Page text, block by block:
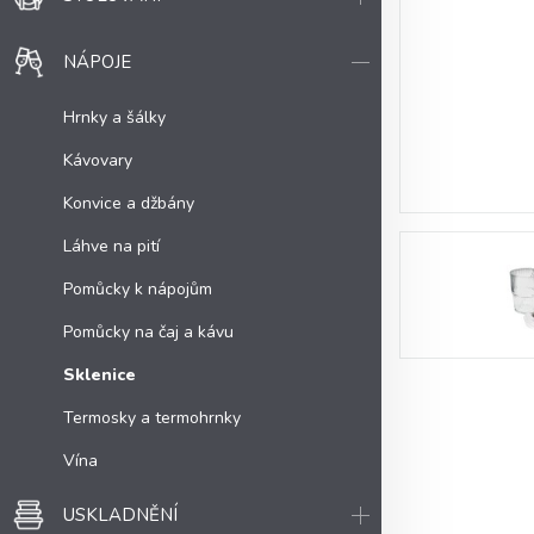
NÁPOJE
Hrnky a šálky
Kávovary
Konvice a džbány
Láhve na pití
Pomůcky k nápojům
Pomůcky na čaj a kávu
Sklenice
Termosky a termohrnky
Vína
USKLADNĚNÍ